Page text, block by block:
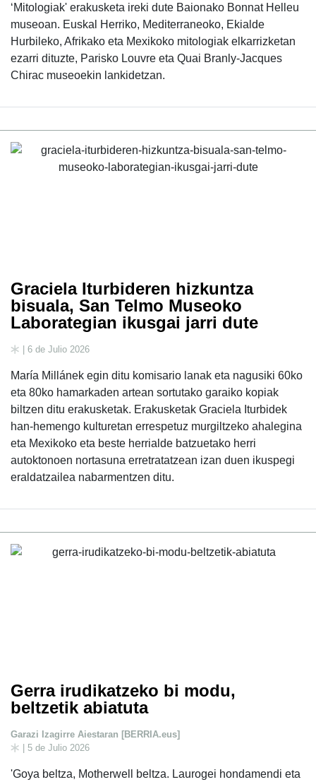
‘Mitologiak' erakusketa ireki dute Baionako Bonnat Helleu
museoan. Euskal Herriko, Mediterraneoko, Ekialde
Hurbileko, Afrikako eta Mexikoko mitologiak elkarrizketan
ezarri dituzte, Parisko Louvre eta Quai Branly-Jacques
Chirac museoekin lankidetzan.
Graciela Iturbideren hizkuntza
bisuala, San Telmo Museoko
Laborategian ikusgai jarri dute
| 6 de Julio 2026
María Millánek egin ditu komisario lanak eta nagusiki 60ko
eta 80ko hamarkaden artean sortutako garaiko kopiak
biltzen ditu erakusketak. Erakusketak Graciela Iturbidek
han-hemengo kulturetan errespetuz murgiltzeko ahalegina
eta Mexikoko eta beste herrialde batzuetako herri
autoktonoen nortasuna erretratatzean izan duen ikuspegi
eraldatzailea nabarmentzen ditu.
Gerra irudikatzeko bi modu,
beltzetik abiatuta
Garazi Izagirre Aiestaran [BERRIA.eus]
| 5 de Julio 2026
'Goya beltza, Motherwell beltza. Laurogei hondamendi eta